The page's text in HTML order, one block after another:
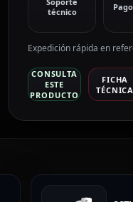
técnico
Expedición rápida en
CONSULTA
ESTE
PRODUCTO
FICHA
TÉCNICA